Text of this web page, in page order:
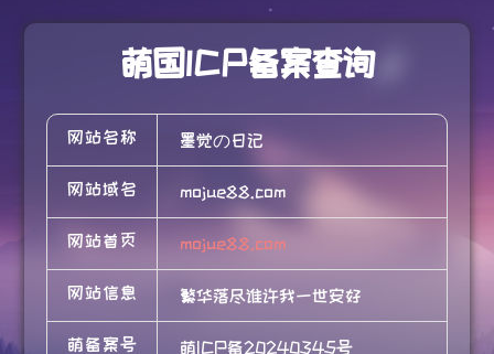
萌国ICP备案查询
网站名称 墨觉の日记
网站域名 mojue88.com
网站首页 mojue88.com
网站信息 繁华落尽谁许我一世安好
萌备案号 萌ICP备20240345号